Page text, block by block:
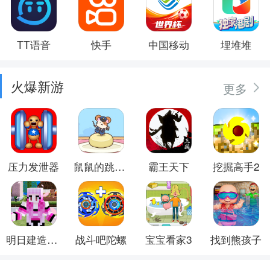
TT语音 快手 中国移动 埋堆堆
火爆新游 更多
压力发泄器 鼠鼠的跳跃冒险 霸王天下 挖掘高手2
明日建造大师 战斗吧陀螺 宝宝看家3 找到熊孩子